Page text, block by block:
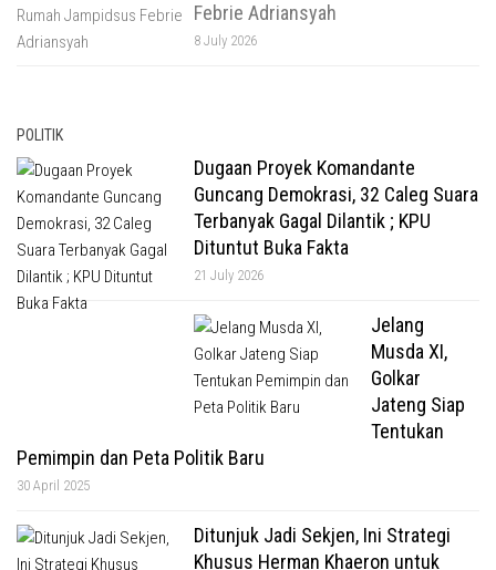
Febrie Adriansyah
8 July 2026
POLITIK
Dugaan Proyek Komandante
Guncang Demokrasi, 32 Caleg Suara
Terbanyak Gagal Dilantik ; KPU
Dituntut Buka Fakta
21 July 2026
Jelang
Musda XI,
Golkar
Jateng Siap
Tentukan
Pemimpin dan Peta Politik Baru
30 April 2025
Ditunjuk Jadi Sekjen, Ini Strategi
Khusus Herman Khaeron untuk